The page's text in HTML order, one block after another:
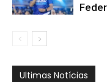
Ultimas Notícias